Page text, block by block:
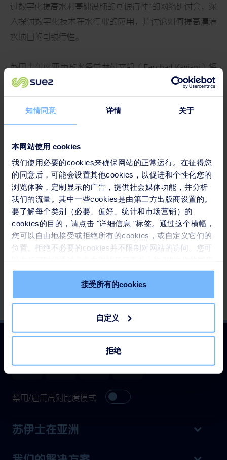
知情同意 详情 关于
本网站使用 cookies
我们使用必要的cookies来确保网站的正常运行。在征得您
的同意后，可能会设置其他cookies，以促进和个性化您的
浏览体验，定制显示的广告，提供社会媒体功能，并分析
我们的流量。其中一些cookies是由第三方出版商设置的。
要了解每个类别（必要、偏好、统计和市场营销）的
cookies的目的，请点击 "详细信息 "标签。通过这个横幅，
您可以自由地接受或拒绝所有的cookies，或自定义它们的
位置。拒绝不必要的cookies并不限制对网站的访问。您可
" 链接来撤回您的同意。请在我们的Cookie政策中了解更
接受所有的cookies
自定义
拒绝
过数字化提高水利基础设施的可银行性”的网络研讨会，深
入探讨数字化技术在水行业的应用，并讨论如何提高清洁
水项目的可银行性。
苏伊士东南亚市政水务总裁付文凯（Farchad Kaviani）将
于16:10参加关于“
数字化及其在清洁水利基础设施中的重
要性”的小组讨论。
点击此处免费注册参会。
关注我们
禁用/启用高对比度模式
苏伊士在亚洲